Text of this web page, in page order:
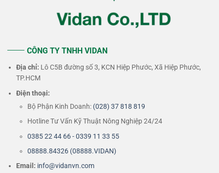
CÔNG TY TNHH VIDAN
Địa chỉ: Lô C5B đường số 3, KCN Hiệp Phước, Xã Hiệp Phước,
TP.HCM
Điện thoại:
Bộ Phận Kinh Doanh: (028) 37 818 819
Hotline Tư Vấn Kỹ Thuật Nông Nghiệp 24/24
0385 22 44 66 - 0339 11 33 55
08888.84326 (08888.VIDAN)
Email: info@vidanvn.com